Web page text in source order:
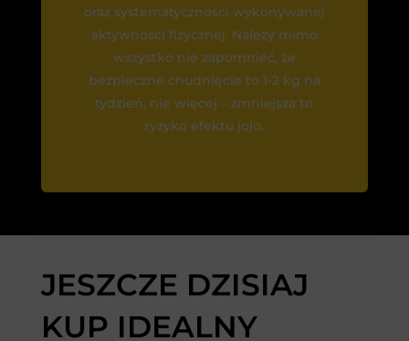
oraz systematyczności wykonywanej
aktywności fizycznej. Należy mimo
wszystko nie zapomnieć, że
bezpieczne chudnięcie to 1-2 kg na
tydzień, nie więcej – zmniejsza to
ryzyko efektu jojo.
JESZCZE DZISIAJ
KUP IDEALNY